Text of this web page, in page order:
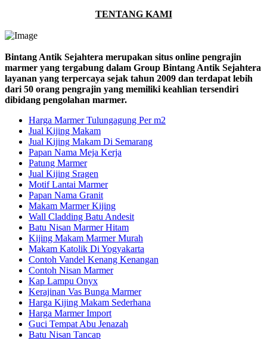
TENTANG KAMI
Bintang Antik Sejahtera merupakan situs online pengrajin
marmer yang tergabung dalam Group Bintang Antik Sejahtera
layanan yang terpercaya sejak tahun 2009 dan terdapat lebih
dari 50 orang pengrajin yang memiliki keahlian tersendiri
dibidang pengolahan marmer.
Harga Marmer Tulungagung Per m2
Jual Kijing Makam
Jual Kijing Makam Di Semarang
Papan Nama Meja Kerja
Patung Marmer
Jual Kijing Sragen
Motif Lantai Marmer
Papan Nama Granit
Makam Marmer Kijing
Wall Cladding Batu Andesit
Batu Nisan Marmer Hitam
Kijing Makam Marmer Murah
Makam Katolik Di Yogyakarta
Contoh Vandel Kenang Kenangan
Contoh Nisan Marmer
Kap Lampu Onyx
Kerajinan Vas Bunga Marmer
Harga Kijing Makam Sederhana
Harga Marmer Import
Guci Tempat Abu Jenazah
Batu Nisan Tancap